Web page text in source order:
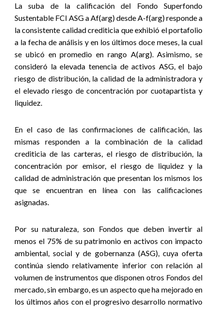
La suba de la calificación del Fondo Superfondo
Sustentable FCI ASG a Af(arg) desde A-f(arg) responde a
la consistente calidad crediticia que exhibió el portafolio
a la fecha de análisis y en los últimos doce meses, la cual
se ubicó en promedio en rango A(arg). Asimismo, se
consideró la elevada tenencia de activos ASG, el bajo
riesgo de distribución, la calidad de la administradora y
el elevado riesgo de concentración por cuotapartista y
liquidez.
En el caso de las confirmaciones de calificación, las
mismas responden a la combinación de la calidad
crediticia de las carteras, el riesgo de distribución, la
concentración por emisor, el riesgo de liquidez y la
calidad de administración que presentan los mismos los
que se encuentran en línea con las calificaciones
asignadas.
Por su naturaleza, son Fondos que deben invertir al
menos el 75% de su patrimonio en activos con impacto
ambiental, social y de gobernanza (ASG), cuya oferta
continúa siendo relativamente inferior con relación al
volumen de instrumentos que disponen otros Fondos del
mercado, sin embargo, es un aspecto que ha mejorado en
los últimos años con el progresivo desarrollo normativo